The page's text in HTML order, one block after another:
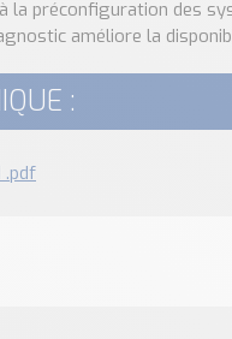
la préconfiguration des
améliore la
:
.pdf